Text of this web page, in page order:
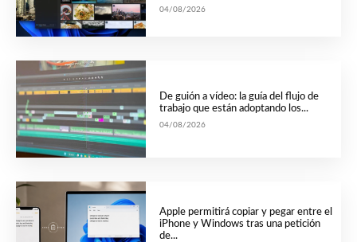
04/08/2026
De guión a vídeo: la guía del flujo de
trabajo que están adoptando los...
04/08/2026
Apple permitirá copiar y pegar entre el
iPhone y Windows tras una petición
de...